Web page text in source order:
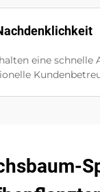
eine schnelle